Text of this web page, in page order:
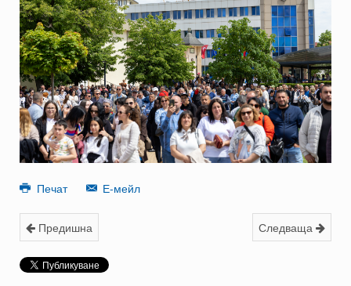
Печат Е-мейл
Предишна Следваща